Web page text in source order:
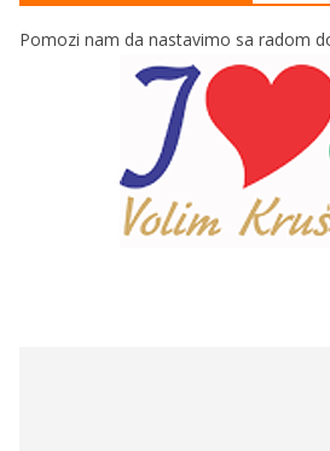
Pomozi nam da nastavimo sa radom